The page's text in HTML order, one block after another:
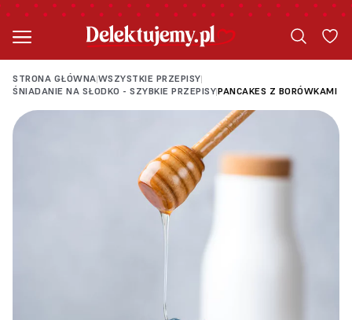
STRONA GŁÓWNA|WSZYSTKIE PRZEPISY|
ŚNIADANIE NA SŁODKO - SZYBKIE PRZEPISY|PANCAKES Z BORÓWKAMI